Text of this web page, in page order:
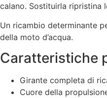
calano. Sostituirla ripristina
Un ricambio determinante
della moto d’acqua.
Caratteristiche
Girante completa di
Cuore della